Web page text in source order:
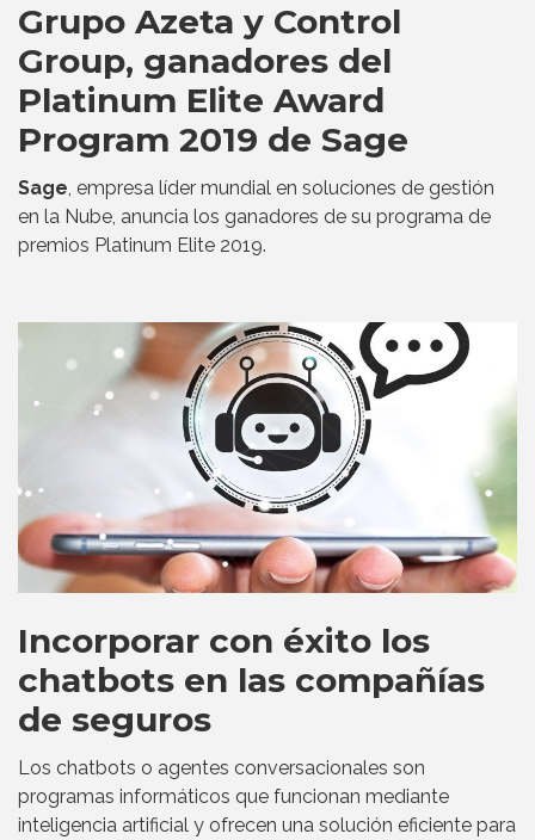
Grupo Azeta y Control
Group, ganadores del
Platinum Elite Award
Program 2019 de Sage
Sage, empresa líder mundial en soluciones de gestión
en la Nube, anuncia los ganadores de su programa de
premios Platinum Elite 2019.
Incorporar con éxito los
chatbots en las compañías
de seguros
Los chatbots o agentes conversacionales son
programas informáticos que funcionan mediante
inteligencia artificial y ofrecen una solución eficiente para